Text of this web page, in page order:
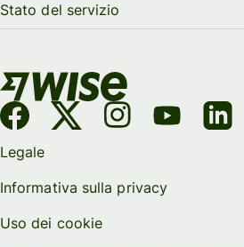
Stato del servizio
Legale
Informativa sulla privacy
Uso dei cookie